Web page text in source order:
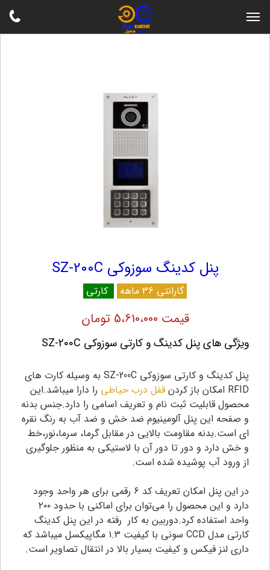
پنل کدینگ سوزوکی SZ-200C
گارانتی 36 ماهه کارتی
قیمت 5،610،000 تومان
ویژگی های پنل کدینگ و کارتی سوزوکی SZ-200C
پنل کدینگ و کارتی سوزوکی SZ-200C به وسیله کارت های
RFID امکان باز کردن
قفل درب حیاطی را دارا میباشد.این
محصول قابلیت ثبت نام و تعریف اسامی را دارد.جنس بدنه
و صفحه این پنل آلومینیوم ضد خش و ضد آب به رنگ نقره
ای است.بدنه مقاومت بالایی در مقابل گرما، سرما،نور،خط
و خش دارد و دور تا دور آن با لاستیکی به منظور جلوگیری
از ورود آب پوشیده شده است.
در این پنل امکان تعریف کد ۶ رقمی برای هر واحد وجود
دارد و این محصول را می‌توان برای اماکنی با حدود ۲۰۰
واحد استفاده کرد.دوربین به کار رفته در این پنل کدینگ
کارتی مدل CCD سونی با کیفیت ۱.۳ مگاپیکسل میباشد که
داری لنز فیکس و کیفیت بسیار بالا در انتقال تصاویر است.